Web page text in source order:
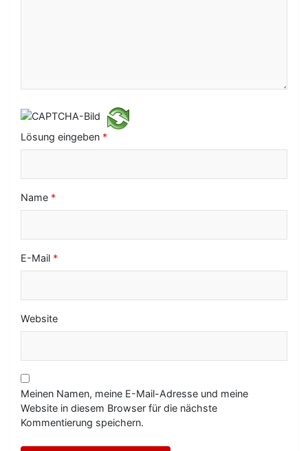
oLösung eingeben *
Name *
E-Mail *
Website
Meinen Namen, meine E-Mail-Adresse und meine
Website in diesem Browser für die nächste
Kommentierung speichern.